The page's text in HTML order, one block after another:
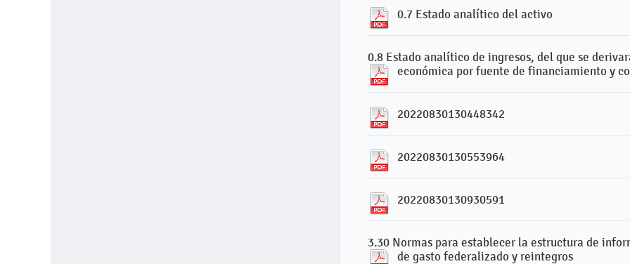
0.7 Estado analítico del activo
0.8 Estado analítico de ingresos, del que se
económica por fuente de financiamiento y
20220830130448342
20220830130553964
20220830130930591
3.30 Normas para establecer la estructura de
de gasto federalizado y reintegros